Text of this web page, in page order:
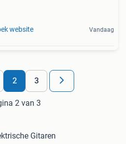
website Vandaag
2 3
2 van 3
Gitaren